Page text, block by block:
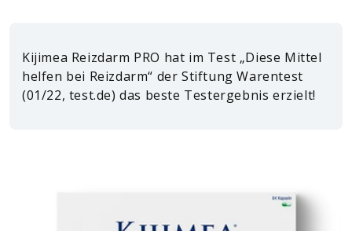
Kijimea Reizdarm PRO hat im Test „Diese Mittel
helfen bei Reizdarm“ der Stiftung Warentest
(01/22, test.de) das beste Testergebnis erzielt!